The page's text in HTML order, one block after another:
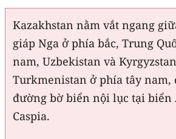
Kazakhstan nằm vắt ngang
giáp Nga ở phía bắc, Trung
nam, Uzbekistan và
Turkmenistan ở phía tây nam,
đường bờ biển nội lục tại biển
Caspia.